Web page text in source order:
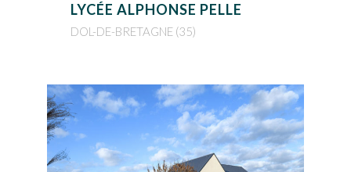
LYCÉE ALPHONSE PELLE
DOL-DE-BRETAGNE (35)